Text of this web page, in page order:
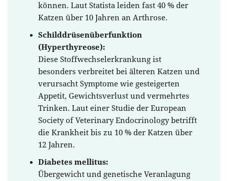
können. Laut Statista leiden fast 40 % der
Katzen über 10 Jahren an Arthrose.
Schilddrüsenüberfunktion
(Hyperthyreose):
Diese Stoffwechselerkrankung ist
besonders verbreitet bei älteren Katzen und
verursacht Symptome wie gesteigerten
Appetit, Gewichtsverlust und vermehrtes
Trinken. Laut einer Studie der European
Society of Veterinary Endocrinology betrifft
die Krankheit bis zu 10 % der Katzen über
12 Jahren.
Diabetes mellitus:
Übergewicht und genetische Veranlagung